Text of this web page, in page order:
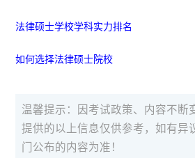
法律硕士学校学科实力排名
如何选择法律硕士院校
温馨提示：因考试政策、内容不断
提供的以上信息仅供参考，如有异
门公布的内容为准！